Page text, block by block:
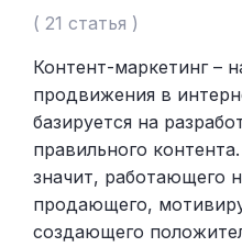
( 21 статья )
Контент-маркетинг –
продвижения в
базируется на
правильного
значит, работающего
продающего,
создающего